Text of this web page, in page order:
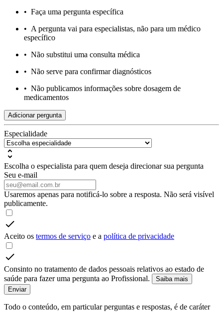
• Faça uma pergunta específica
• A pergunta vai para especialistas, não para um médico
específico
• Não substitui uma consulta médica
• Não serve para confirmar diagnósticos
• Não publicamos informações sobre dosagem de
medicamentos
Adicionar pergunta
Especialidade
Escolha o especialista para quem deseja direcionar sua pergunta
Seu e-mail
Usaremos apenas para notificá-lo sobre a resposta. Não será visível
publicamente.
Aceito os termos de serviço e a política de privacidade
Consinto no tratamento de dados pessoais relativos ao estado de
saúde para fazer uma pergunta ao Profissional.
Saiba mais
Enviar
Todo o conteúdo, em particular perguntas e respostas, é de caráter